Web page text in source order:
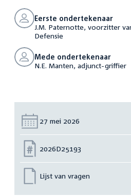
Eerste ondertekenaar
J.M. Paternotte, voorzitter
Defensie
Mede ondertekenaar
N.E. Manten, adjunct-griffier
Datum:
27 mei 2026
Nummer:
2026D25193
Lijst van vragen